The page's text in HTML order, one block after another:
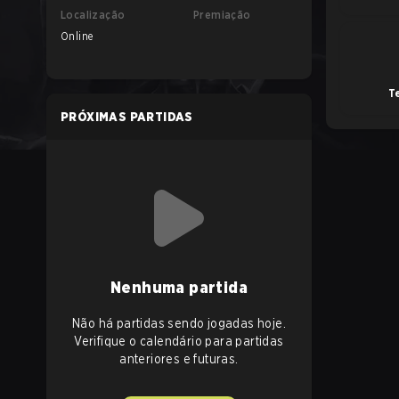
Localização
Online
Premiação
PRÓXIMAS PARTIDAS
Nenhuma partida
Não há partidas sendo jogadas hoje.
Verifique o calendário para partidas
anteriores e futuras.